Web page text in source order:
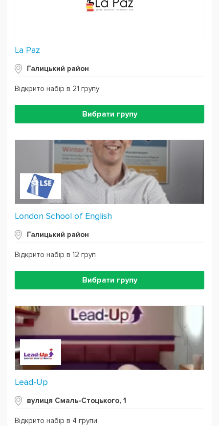
La Paz
Галицький район
Відкрито набір в 21 групу
Вибрати групу
London School of English
Галицький район
Відкрито набір в 12 груп
Вибрати групу
Lead-Up
вулиця Смаль-Стоцького, 1
Відкрито набір в 4 групи